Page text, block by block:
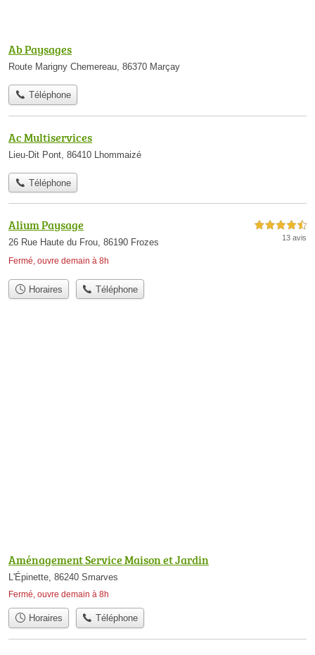
Ab Paysages
Route Marigny Chemereau, 86370 Marçay
Téléphone
Ac Multiservices
Lieu-Dit Pont, 86410 Lhommaizé
Téléphone
Alium Paysage
26 Rue Haute du Frou, 86190 Frozes
Fermé, ouvre demain à 8h
4,5 étoiles sur 5
13 avis
Horaires Téléphone
Aménagement Service Maison et Jardin
L'Épinette, 86240 Smarves
Fermé, ouvre demain à 8h
Horaires Téléphone